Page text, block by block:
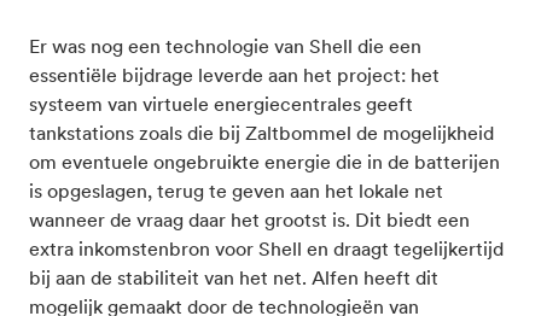
Er was nog een technologie van Shell die een
essentiële bijdrage leverde aan het project: het
systeem van virtuele energiecentrales geeft
tankstations zoals die bij Zaltbommel de mogelijkheid
om eventuele ongebruikte energie die in de batterijen
is opgeslagen, terug te geven aan het lokale net
wanneer de vraag daar het grootst is. Dit biedt een
extra inkomstenbron voor Shell en draagt tegelijkertijd
bij aan de stabiliteit van het net. Alfen heeft dit
mogelijk gemaakt door de technologieën van